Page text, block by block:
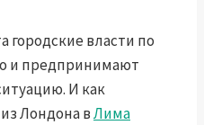
городские власти по
и предпринимают
И как
Лондона вЛима